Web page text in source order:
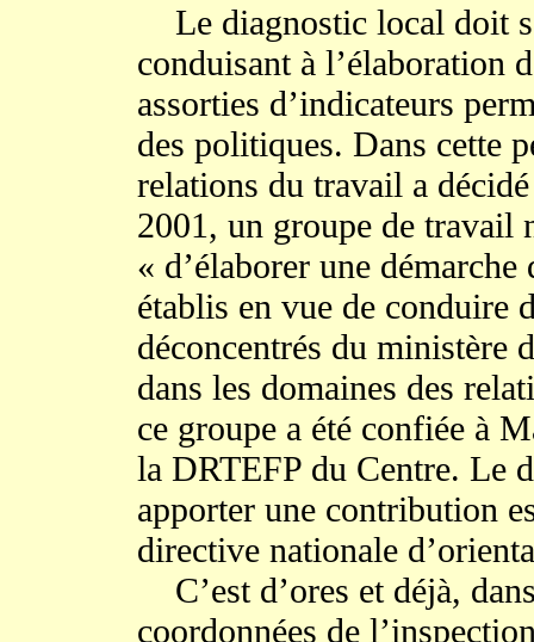
Le diagnostic local doit
conduisant à l’élaboration
assorties d’indicateurs
des politiques. Dans cette
relations du travail a
2001, un groupe de travail
« d’élaborer une
établis en vue de conduire
déconcentrés du ministère
dans les domaines des
ce groupe a été confiée à
la DRTEFP du Centre. Le
apporter une contribution
directive nationale
C’est d’ores et déjà,
coordonnées de